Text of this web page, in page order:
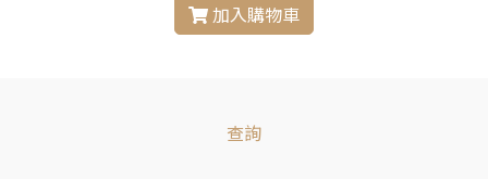
加入購物車
查詢